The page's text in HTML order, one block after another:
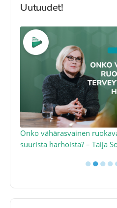
Uutuudet!
Onko vähärasvainen
suurista harhoista? – Taija
●●●●